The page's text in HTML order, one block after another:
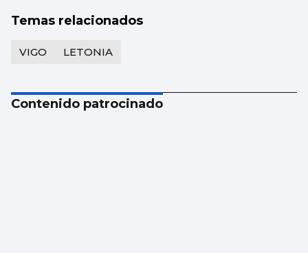
Temas relacionados
VIGO LETONIA
Contenido patrocinado